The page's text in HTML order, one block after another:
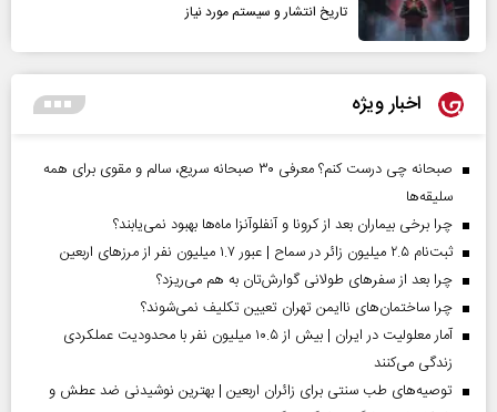
تاریخ انتشار و سیستم مورد نیاز
اخبار ویژه
صبحانه چی درست کنم؟ معرفی ۳۰ صبحانه سریع، سالم و مقوی برای همه
سلیقه‌ها
چرا برخی بیماران بعد از کرونا و آنفلوآنزا ماه‌ها بهبود نمی‌یابند؟
ثبت‌نام ۲.۵ میلیون زائر در سماح | عبور ۱.۷ میلیون نفر از مرز‌های اربعین
چرا بعد از سفرهای طولانی گوارش‌تان به هم می‌ریزد؟
چرا ساختمان‌های ناایمن تهران تعیین تکلیف نمی‌شوند؟
آمار معلولیت در ایران | بیش از ۱۰.۵ میلیون نفر با محدودیت عملکردی
زندگی می‌کنند
توصیه‌های طب سنتی برای زائران اربعین | بهترین نوشیدنی ضد عطش و